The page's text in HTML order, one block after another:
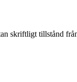
skriftligt tillstånd